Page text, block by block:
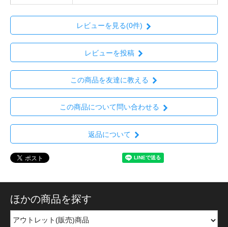
レビューを見る(0件)
レビューを投稿
この商品を友達に教える
この商品について問い合わせる
返品について
ほかの商品を探す